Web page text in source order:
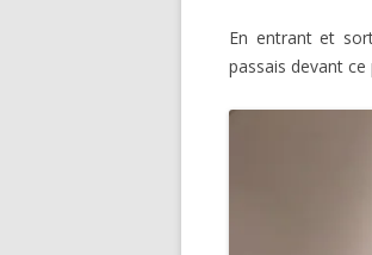
En entrant et
passais devant ce